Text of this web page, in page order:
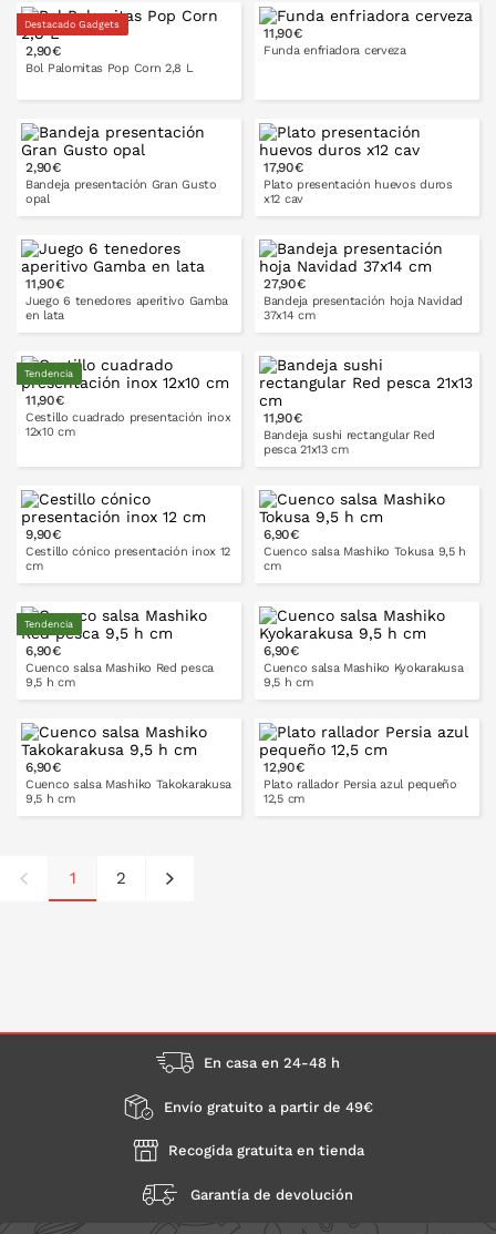
PONLO EN LA CESTA
Destacado Gadgets
2,90€
Bol Palomitas Pop Corn 2,8 L
PONLO EN LA CESTA
11,90€
Funda enfriadora cerveza
PONLO EN LA CESTA
2,90€
Bandeja presentación Gran Gusto
opal
22x16 cm
33x24
17,90€
Plato presentación huevos duros
x12 cav
PONLO EN LA CESTA
11,90€
Juego 6 tenedores aperitivo Gamba
en lata
PONLO EN LA CESTA
27,90€
Bandeja presentación hoja Navidad
37x14 cm
Tendencia
11,90€
Cestillo cuadrado presentación inox
12x10 cm
PONLO EN LA CESTA
11,90€
Bandeja sushi rectangular Red
pesca 21x13 cm
PONLO EN LA CESTA
9,90€
Cestillo cónico presentación inox 12
cm
PONLO EN LA CESTA
6,90€
Cuenco salsa Mashiko Tokusa 9,5 h
cm
PONLO EN LA CESTA
Tendencia
6,90€
Cuenco salsa Mashiko Red pesca
9,5 h cm
PONLO EN LA CESTA
6,90€
Cuenco salsa Mashiko Kyokarakusa
9,5 h cm
PONLO EN LA CESTA
6,90€
Cuenco salsa Mashiko Takokarakusa
9,5 h cm
12,90€
Plato rallador Persia azul pequeño
12,5 cm
1 2
En casa en 24-48 h
Envío gratuito a partir de 49€
Recogida gratuita en tienda
Garantía de devolución